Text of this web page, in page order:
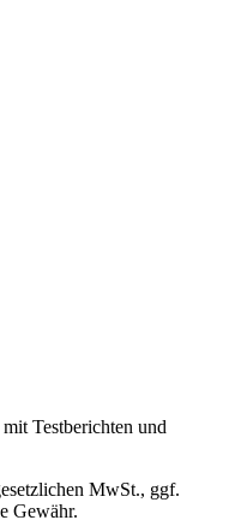
Testberichten und
MwSt., ggf.
Gewähr.